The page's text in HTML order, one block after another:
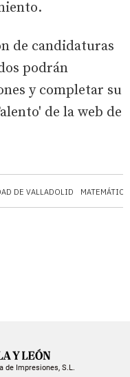
DE VALLADOLID
de candidaturas
podrán
y completar su
de la web de
de Impresiones, S.L.